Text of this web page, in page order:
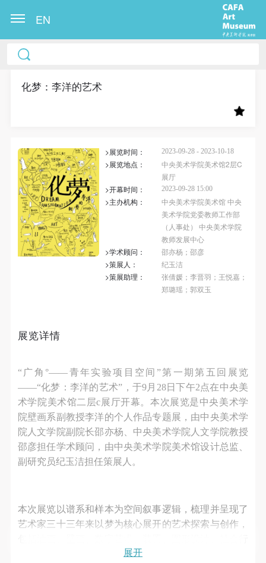
EN
化梦：李洋的艺术
>展览时间： 2023-09-28 - 2023-10-18
>展览地点：
中央美术学院美术馆2层C
展厅
>开幕时间：
2023-09-28 15:00
>主办机构：
中央美术学院美术馆 中央
美术学院党委教师工作部
（人事处） 中央美术学院
教师发展中心
>学术顾问：
邵亦杨；邵彦
>策展人：
纪玉洁
>策展助理：
张倩媛；李晋羽；王悦嘉；
郑璐瑶；郭双玉
展览详情
“广角°——青年实验项目空间”第一期第五回展览
——“化梦：李洋的艺术”，于9月28日下午2点在中央美
术学院美术馆二层c展厅开幕。本次展览是中央美术学
院壁画系副教授李洋的个人作品专题展，由中央美术学
院人文学院副院长邵亦杨、中央美术学院人文学院教授
邵彦担任学术顾问，由中央美术学院美术馆设计总监、
副研究员纪玉洁担任策展人。
本次展览以谱系和样本为空间叙事逻辑，梳理并呈现了
艺术家三十三年来以梦为核心展开的艺术探索与创作，
为艺术以及艺术家日记、手稿等108件/组作品。通过轻
展开
中央美术学院美术馆出版授权协议书
称“CAFAM”），愿意将本人参与中央美术学院美术馆
动）的涉及本人的图像、照片、文字、著作、活动成
作发表、出版。中央美术学院可以以电子、网络及其
它数字媒体形式公开出版，并同意编入《中国知识资
源总库》《中央美术学院资料库》《中央美术学院美
术馆资料库》等相关资料、文献、档案机构和平台，
在中央美术学院中使用和在互联网上传播，同意按相
关“章程”规定享受相关权益。
中央美术学院美术馆活动安全免责协议书
本次活动公平公正、自愿参加与退出、风险与责任自
第二条
律、法规，必须遵循道德和社会公德规范，并应该具
备以人为本、团结友爱、互相帮助和助人为乐的良好
品质。
第三条
参加本次活动人员应该是成年人（具有完全民事行为
能力的人，18周岁以上）未成年人必须在成年人的陪
同下参观。
参加活动者在此次活动期间的人身安全责任自负。鼓
励参加者自行购买人身安全保险。活动中一旦出现事
事故的任何责任，但有互相援助的义务。参加活动的
中央美术学院美术馆出版授权协议书
称“CAFAM”），愿意将本人参与中央美术学院美术馆
动）的涉及本人的图像、照片、文字、著作、活动成
作发表、出版。中央美术学院可以以电子、网络及其
它数字媒体形式公开出版，并同意编入《中国知识资
源总库》《中央美术学院资料库》《中央美术学院美
术馆资料库》等相关资料、文献、档案机构和平台，
在中央美术学院中使用和在互联网上传播，同意按相
关“章程”规定享受相关权益。
中央美术学院美术馆活动安全免责协议书
本次活动公平公正、自愿参加与退出、风险与责任自
第二条
律、法规，必须遵循道德和社会公德规范，并应该具
备以人为本、团结友爱、互相帮助和助人为乐的良好
品质。
第三条
参加本次活动人员应该是成年人（具有完全民事行为
能力的人，18周岁以上）未成年人必须在成年人的陪
同下参观。
参加活动者在此次活动期间的人身安全责任自负。鼓
励参加者自行购买人身安全保险。活动中一旦出现事
事故的任何责任，但有互相援助的义务。参加活动的
中央美术学院美术馆出版授权协议书
称“CAFAM”），愿意将本人参与中央美术学院美术馆
动）的涉及本人的图像、照片、文字、著作、活动成
作发表、出版。中央美术学院可以以电子、网络及其
它数字媒体形式公开出版，并同意编入《中国知识资
源总库》《中央美术学院资料库》《中央美术学院美
术馆资料库》等相关资料、文献、档案机构和平台，
在中央美术学院中使用和在互联网上传播，同意按相
关“章程”规定享受相关权益。
中央美术学院美术馆活动安全免责协议书
本次活动公平公正、自愿参加与退出、风险与责任自
第二条
律、法规，必须遵循道德和社会公德规范，并应该具
备以人为本、团结友爱、互相帮助和助人为乐的良好
品质。
第三条
参加本次活动人员应该是成年人（具有完全民事行为
能力的人，18周岁以上）未成年人必须在成年人的陪
同下参观。
参加活动者在此次活动期间的人身安全责任自负。鼓
励参加者自行购买人身安全保险。活动中一旦出现事
事故的任何责任，但有互相援助的义务。参加活动的